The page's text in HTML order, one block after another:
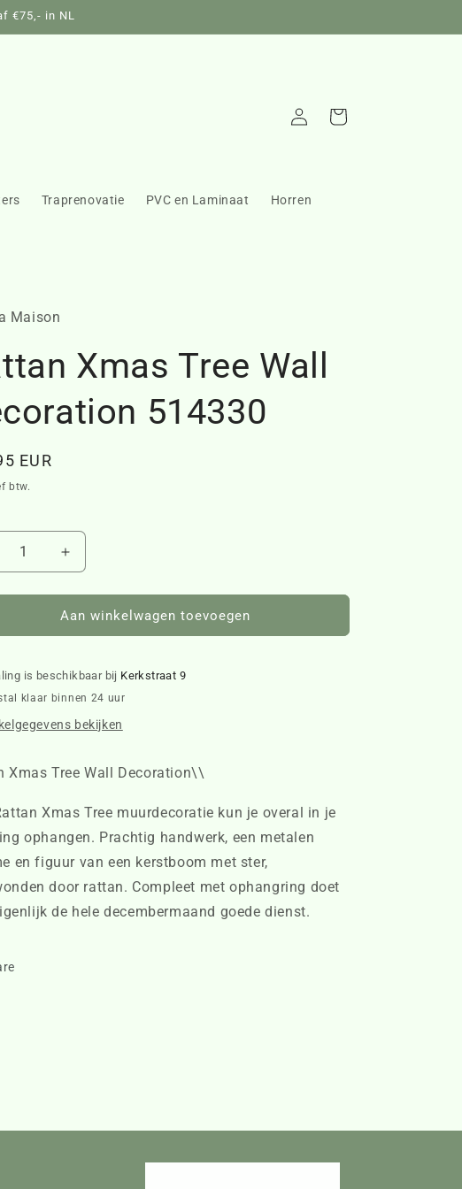
€75,- in NL
Traprenovatie PVC en Laminaat Horren
InloggenWinkelwagen
Maison
Xmas Tree Wall
514330
EUR
btw.
Aantal
verhogen
voor
Rattan
Xmas
Wall
Decoration
Aan winkelwagen toevoegen
is beschikbaar bij Kerkstraat 9
klaar binnen 24 uur
bekijken
Xmas Tree Wall Decoration\\
Xmas Tree muurdecoratie kun je overal in je
ophangen. Prachtig handwerk, een metalen
en figuur van een kerstboom met ster,
door rattan. Compleet met ophangring doet
de hele decembermaand goede dienst.